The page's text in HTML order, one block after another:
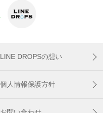
LINE DROPSの想い
個人情報保護方針